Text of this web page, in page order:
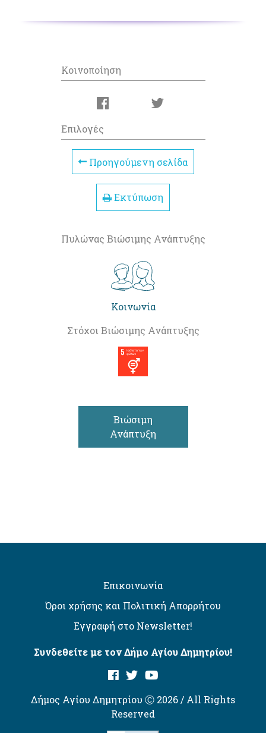
Κοινοποίηση
Επιλογές
Προηγούμενη σελίδα
Εκτύπωση
Πυλώνας Βιώσιμης Ανάπτυξης
Κοινωνία
Στόχοι Βιώσιμης Ανάπτυξης
Βιώσιμη
Ανάπτυξη
Επικοινωνία
Όροι χρήσης και Πολιτική Απορρήτου
Εγγραφή στο Newsletter!
Συνδεθείτε με τον Δήμο Αγίου Δημητρίου!
Δήμος Αγίου Δημητρίου Ⓒ 2026 / All Rights
Reserved